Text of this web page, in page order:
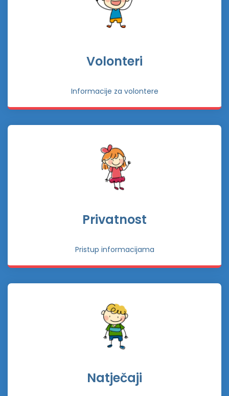
Volonteri
Informacije za volontere
Privatnost
Pristup informacijama
Natječaji